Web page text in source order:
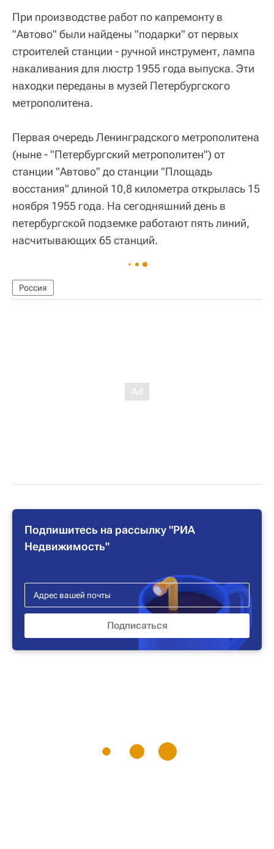
При производстве работ по капремонту в
"Автово" были найдены "подарки" от первых
строителей станции - ручной инструмент, лампа
накаливания для люстр 1955 года выпуска. Эти
находки переданы в музей Петербургского
метрополитена.
Первая очередь Ленинградского метрополитена
(ныне - "Петербургский метрополитен") от
станции "Автово" до станции "Площадь
восстания" длиной 10,8 километра открылась 15
ноября 1955 года. На сегодняшний день в
петербургской подземке работают пять линий,
насчитывающих 65 станций.
Россия
Подпишитесь на рассылку "РИА
Недвижимость"